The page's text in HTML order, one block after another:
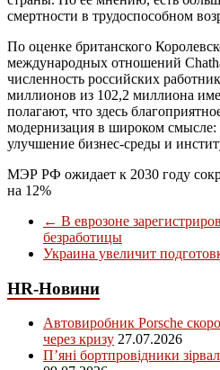
смертности в трудоспособном
По оценке британского
международных отношений
численность российских
миллионов из 102,2 миллиона
полагают, что здесь
модернизация в широком смысле:
улучшение бизнес-среды и
МЭР РФ ожидает к 2030 году
на 12%
← В еврозоне
безработицы
Украина увеличит
HR-Новини
Автовиробник Porsche
через кризу 27.07.2026
П’яні бортпровідники